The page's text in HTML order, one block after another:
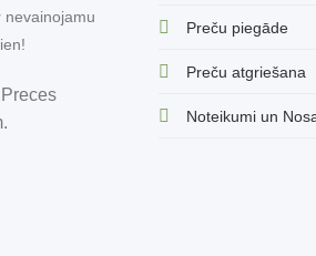
Preču piegāde
Preču atgriešana
Noteikumi un